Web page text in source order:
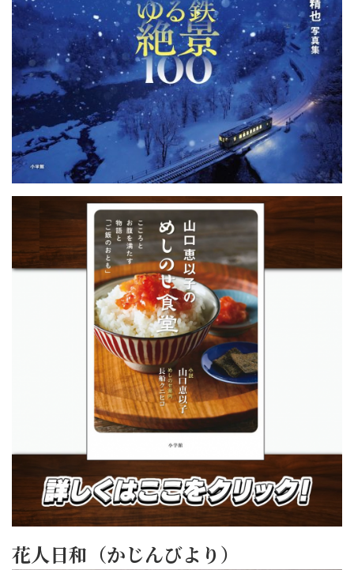
花人日和（かじんびより）